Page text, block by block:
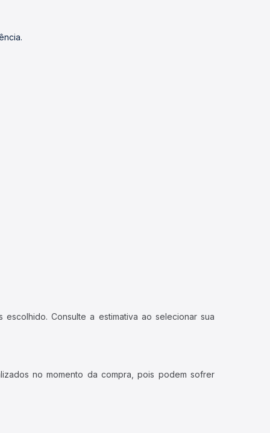
Consulte a estimativa ao selecionar sua
no momento da compra, pois podem sofrer